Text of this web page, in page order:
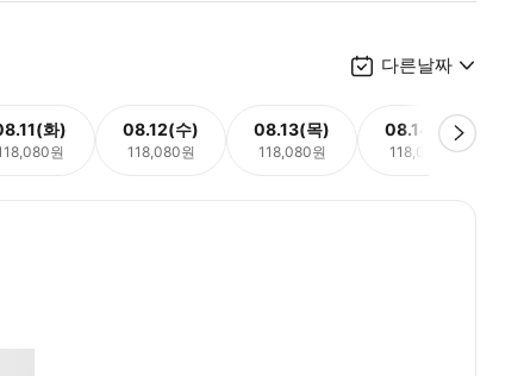
다른날짜
화)
원
08.12(수)
118,080원
08.13(목)
118,080원
08.14(금)
118,080원